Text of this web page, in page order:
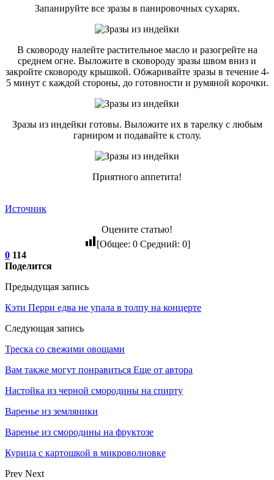
Запанируйте все зразы в панировочных сухарях.
В сковороду налейте растительное масло и разогрейте на
среднем огне. Выложите в сковороду зразы швом вниз и
закройте сковороду крышкой. Обжаривайте зразы в течение 4-
5 минут с каждой стороны, до готовности и румяной корочки.
Зразы из индейки готовы. Выложите их в тарелку с любым
гарниром и подавайте к столу.
Приятного аппетита!
Источник
Оцените статью!
[Общее: 0Средний: 0]
0 114
Поделится
Предыдущая запись
Кэти Перри едва не упала в толпу на концерте
Следующая запись
Треска со свежими овощами
Вам также могут понравиться Еще от автора
Настойка из черной смородины на спирту
Варенье из земляники
Варенье из смородины на фруктозе
Курица с картошкой в микроволновке
Prev Next